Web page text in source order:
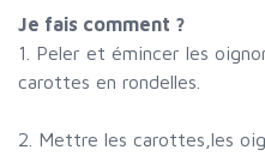
Je fais comment ?
1. Peler et émincer les
carottes en rondelles.
2. Mettre les carottes,les